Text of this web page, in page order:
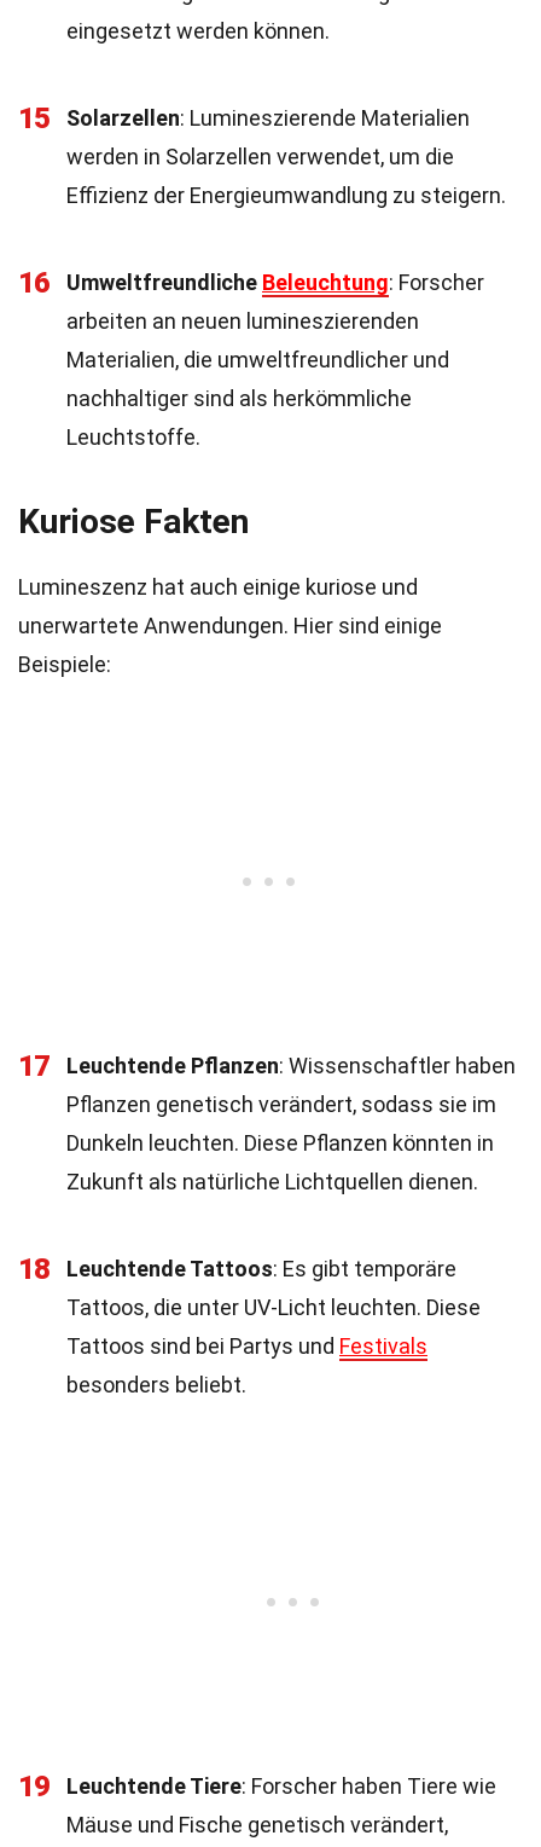
eingesetzt werden können.
15 Solarzellen: Lumineszierende Materialien
werden in Solarzellen verwendet, um die
Effizienz der Energieumwandlung zu steigern.
16 Umweltfreundliche Beleuchtung: Forscher
arbeiten an neuen lumineszierenden
Materialien, die umweltfreundlicher und
nachhaltiger sind als herkömmliche
Leuchtstoffe.
Kuriose Fakten
Lumineszenz hat auch einige kuriose und
unerwartete Anwendungen. Hier sind einige
Beispiele:
17 Leuchtende Pflanzen: Wissenschaftler haben
Pflanzen genetisch verändert, sodass sie im
Dunkeln leuchten. Diese Pflanzen könnten in
Zukunft als natürliche Lichtquellen dienen.
18 Leuchtende Tattoos: Es gibt temporäre
Tattoos, die unter UV-Licht leuchten. Diese
Tattoos sind bei Partys und Festivals
besonders beliebt.
19 Leuchtende Tiere: Forscher haben Tiere wie
Mäuse und Fische genetisch verändert,